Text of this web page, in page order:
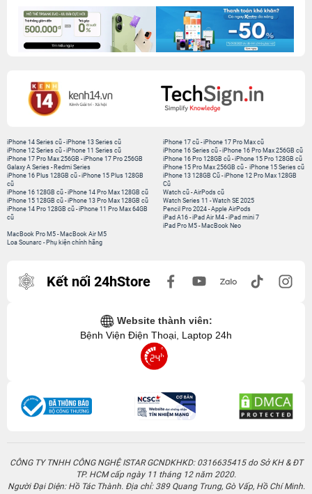
iPhone 14 Series cũ -iPhone 13 Series cũ
iPhone 12 Series cũ -iPhone 11 Series cũ
iPhone 17 Pro Max 256GB -iPhone 17 Pro 256GB
Galaxy A Series - Redmi Series
iPhone 17 cũ -iPhone 17 Pro Max cũ
iPhone 16 Series cũ - iPhone 16 Pro Max 256GB cũ
iPhone 16 Pro 128GB cũ -iPhone 15 Pro 128GB cũ
iPhone 15 Pro Max 256GB cũ - iPhone 15 Series cũ
iPhone 16 Plus 128GB cũ -iPhone 15 Plus 128GB
cũ
iPhone 16 128GB cũ -iPhone 14 Pro Max 128GB cũ
iPhone 15 128GB cũ -iPhone 13 Pro Max 128GB cũ
iPhone 14 Pro 128GB cũ -iPhone 11 Pro Max 64GB
cũ
iPhone 13 128GB Cũ -iPhone 12 Pro Max 128GB
Cũ
Watch cũ -AirPods cũ
Watch Series 11 -Watch SE 2025
Pencil Pro 2024 -Apple AirPods
iPad A16 -iPad Air M4 -iPad mini 7
iPad Pro M5 - MacBook Neo
MacBook Pro M5 - MacBook Air M5
Loa Sounarc - Phụ kiện chính hãng
Kết nối 24hStore
Website thành viên:
Bệnh Viện Điện Thoại, Laptop 24h
CÔNG TY TNHH CÔNG NGHỆ ISTAR GCNDKHKD: 0316635415 do Sở KH & ĐT
TP. HCM cấp ngày 11 tháng 12 năm 2020.
Người Đại Diện: Hồ Tác Thành. Địa chỉ: 389 Quang Trung, Gò Vấp, Hồ Chí Minh.